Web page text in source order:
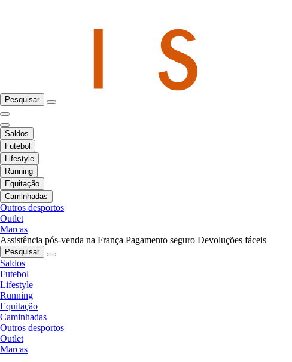
Pesquisar
Saldos
Futebol
Lifestyle
Running
Equitação
Caminhadas
Outros desportos
Outlet
Marcas
Assistência pós-venda na França Pagamento seguro Devoluções fáceis
Pesquisar
Saldos
Futebol
Lifestyle
Running
Equitação
Caminhadas
Outros desportos
Outlet
Marcas